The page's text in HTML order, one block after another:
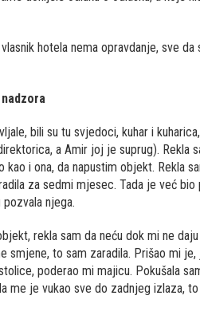
hotela nema opravdanje, sve
bili su tu svjedoci, kuhar i
a Amir joj je suprug). Rekla
kao i ona, da napustim objekt. Rekla
za sedmi mjesec. Tada je već bio
njega.
rekla sam da neću dok mi ne
smjene, to sam zaradila. Prišao mi
poderao mi majicu. Pokušala
me je vukao sve do zadnjeg izlaza,